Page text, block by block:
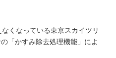
くなっている東京スカイツリ
「かすみ除去処理機能」によ